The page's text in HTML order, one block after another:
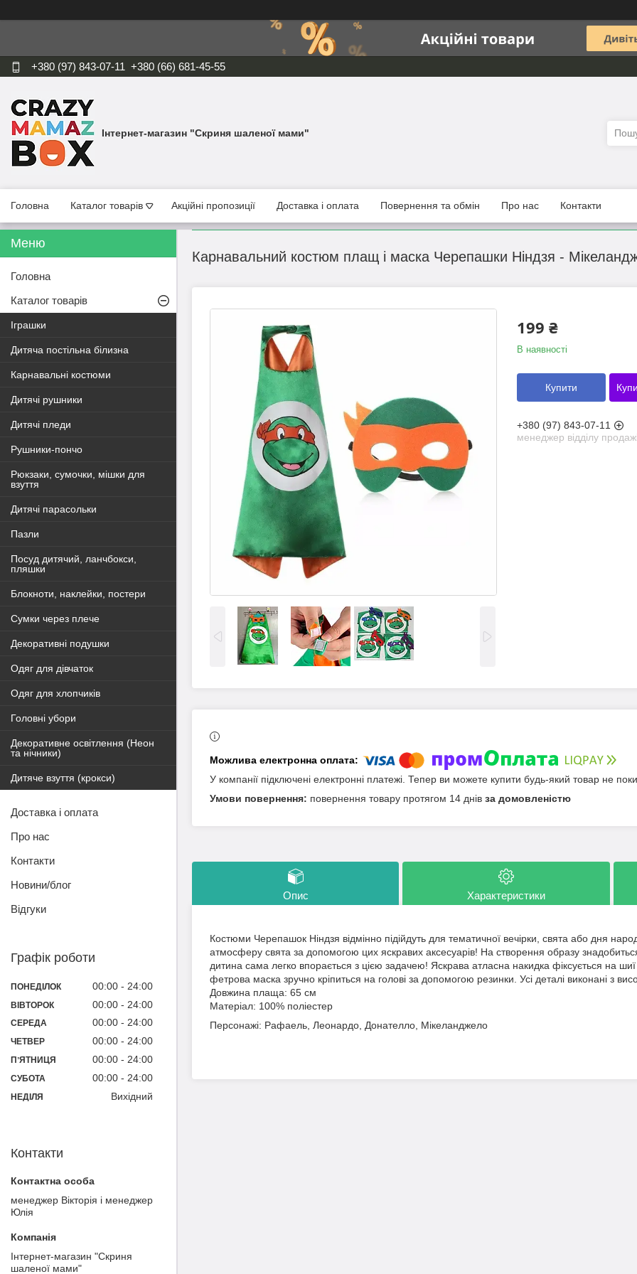
+380 (97) 843-07-11 +380 (66) 681-45-55
Інтернет-магазин "Скриня шаленої мами"
Головна Каталог товарів Акційні пропозиції Доставка і оплата Повернення та обмін Про нас Контакти
Карнавальний костюм плащ і маска Черепашки Ніндзя -
199 ₴
В наявності
Купити
+380 (97) 843-07-11
менеджер відділу
У компанії підключені електронні платежі. Тепер ви можете купити будь-який товар не
повернення товару протягом 14 днів за домовленістю
Опис Характеристики
Костюми Черепашок Ніндзя відмінно підійдуть для тематичної вечірки, свята або дня
атмосферу свята за допомогою цих яскравих аксесуарів! На створення образу
дитина сама легко впорається з цією задачею! Яскрава атласна накидка фіксується на
фетрова маска зручно кріпиться на голові за допомогою резинки. Усі деталі виконані з
Довжина плаща: 65 см
Матеріал: 100% поліестер
Персонажі: Рафаель, Леонардо, Донателло, Мікеланджело
Головна
Каталог товарів
Іграшки
Дитяча постільна білизна
Карнавальні костюми
Дитячі рушники
Дитячі пледи
Рушники-пончо
Рюкзаки, сумочки, мішки для
взуття
Дитячі парасольки
Пазли
Посуд дитячий, ланчбокси,
пляшки
Блокноти, наклейки, постери
Сумки через плече
Декоративні подушки
Одяг для дівчаток
Одяг для хлопчиків
Головні убори
Декоративне освітлення (Неон
та нічники)
Дитяче взуття (крокси)
Доставка і оплата
Про нас
Контакти
Новини/блог
Відгуки
Графік роботи
ПОНЕДІЛОК 00:00 24:00
ВІВТОРОК 00:00 24:00
СЕРЕДА 00:00 24:00
ЧЕТВЕР 00:00 24:00
ПʼЯТНИЦЯ 00:00 24:00
СУБОТА 00:00 24:00
НЕДІЛЯ Вихідний
Контакти
менеджер Вікторія і менеджер
Юлія
Інтернет-магазин "Скриня
шаленої мами"